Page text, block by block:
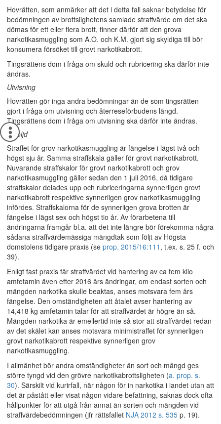
Hovrätten, som anmärker att det i detta fall saknar betydelse för
bedömningen av brottslighetens samlade straffvärde om det ska
dömas för ett eller flera brott, finner därför att den grova
narkotikasmuggling som A.O. och K.M. gjort sig skyldiga till bör
konsumera försöket till grovt narkotikabrott.
Tingsrättens dom i fråga om skuld och rubricering ska därför inte
ändras.
Utvisning
Hovrätten gör inga andra bedömningar än de som tingsrätten
gjort i fråga om utvisning och återreseförbudens längd.
Tingsrättens dom i fråga om utvisning ska därför inte ändras.
Påföljd
Straffet för grov narkotikasmuggling är fängelse i lägst två och
högst sju år. Samma straffskala gäller för grovt narkotikabrott.
Nuvarande straffskalor för grovt narkotikabrott och grov
narkotikasmuggling gäller sedan den 1 juli 2016, då tidigare
straffskalor delades upp och rubriceringarna synnerligen grovt
narkotikabrott respektive synnerligen grov narkotikasmuggling
infördes. Straffskalorna för de synnerligen grova brotten är
fängelse i lägst sex och högst tio år. Av förarbetena till
ändringarna framgår bl.a. att det inte längre bör förekomma några
sådana straffvärdemässiga mängdtak som följt av Högsta
domstolens tidigare praxis (se prop. 2015/16:111 , t.ex. s. 25 f. och
39).
Enligt fast praxis får straffvärdet vid hantering av ca fem kilo
amfetamin även efter 2016 års ändringar, om endast sorten och
mängden narkotika skulle beaktas, anses motsvara fem års
fängelse. Den omständigheten att åtalet avser hantering av
14,418 kg amfetamin talar för att straffvärdet är högre än så.
Mängden narkotika är emellertid inte så stor att straffvärdet redan
av det skälet kan anses motsvara minimistraffet för synnerligen
grovt narkotikabrott respektive synnerligen grov
narkotikasmuggling.
I allmänhet bör andra omständigheter än sort och mängd ges
större tyngd vid den grövre narkotikabrottsligheten (a. prop. s.
30). Särskilt vid kurirfall, när någon för in narkotika i landet utan att
det är påstått eller visat någon vidare befattning, saknas dock ofta
hållpunkter för att utgå från annat än sorten och mängden vid
straffvärdebedömningen (jfr rättsfallet NJA 2012 s. 535 p. 19).